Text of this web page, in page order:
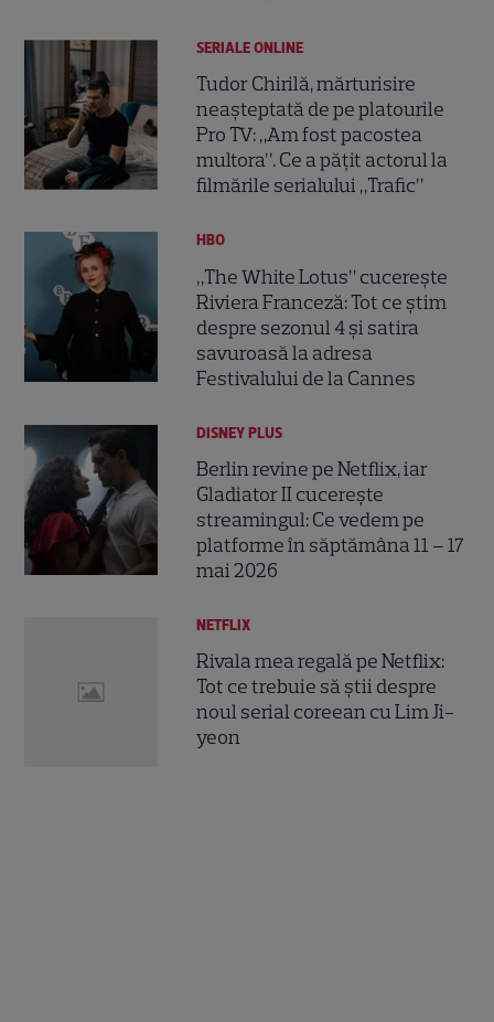
SERIALE ONLINE
Tudor Chirilă, mărturisire
neașteptată de pe platourile
Pro TV: „Am fost pacostea
multora”. Ce a pățit actorul la
filmările serialului „Trafic”
HBO
„The White Lotus” cucerește
Riviera Franceză: Tot ce știm
despre sezonul 4 și satira
savuroasă la adresa
Festivalului de la Cannes
DISNEY PLUS
Berlin revine pe Netflix, iar
Gladiator II cucerește
streamingul: Ce vedem pe
platforme în săptămâna 11 – 17
mai 2026
NETFLIX
Rivala mea regală pe Netflix:
Tot ce trebuie să știi despre
noul serial coreean cu Lim Ji-
yeon